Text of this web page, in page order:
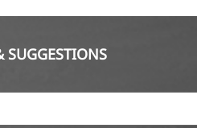
SUGGESTIONS